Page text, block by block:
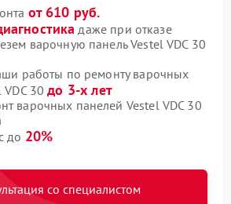
от 610 руб.
даже при отказе
варочную панель Vestel VDC 30
работы по ремонту варочных
VDC 30до 3-х лет
варочных панелей Vestel VDC 30
до 20%
со специалистом